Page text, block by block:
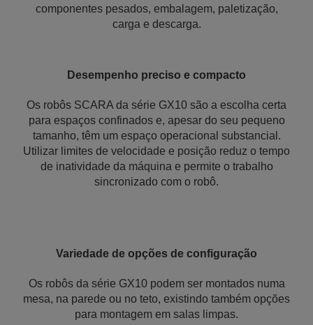
componentes pesados, embalagem, paletização,
carga e descarga.
Desempenho preciso e compacto
Os robôs SCARA da série GX10 são a escolha certa
para espaços confinados e, apesar do seu pequeno
tamanho, têm um espaço operacional substancial.
Utilizar limites de velocidade e posição reduz o tempo
de inatividade da máquina e permite o trabalho
sincronizado com o robô.
Variedade de opções de configuração
Os robôs da série GX10 podem ser montados numa
mesa, na parede ou no teto, existindo também opções
para montagem em salas limpas.